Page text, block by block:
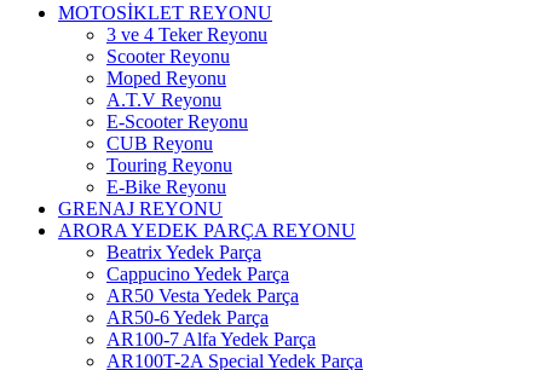
MOTOSİKLET REYONU
3 ve 4 Teker Reyonu
Scooter Reyonu
Moped Reyonu
A.T.V Reyonu
E-Scooter Reyonu
CUB Reyonu
Touring Reyonu
E-Bike Reyonu
GRENAJ REYONU
ARORA YEDEK PARÇA REYONU
Beatrix Yedek Parça
Cappucino Yedek Parça
AR50 Vesta Yedek Parça
AR50-6 Yedek Parça
AR100-7 Alfa Yedek Parça
AR100T-2A Special Yedek Parça